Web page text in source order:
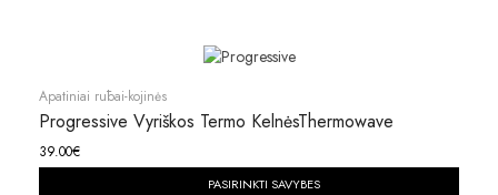
Apatiniai rūbai-kojinės
Progressive Vyriškos Termo KelnėsThermowave
39.00€
PASIRINKTI SAVYBES